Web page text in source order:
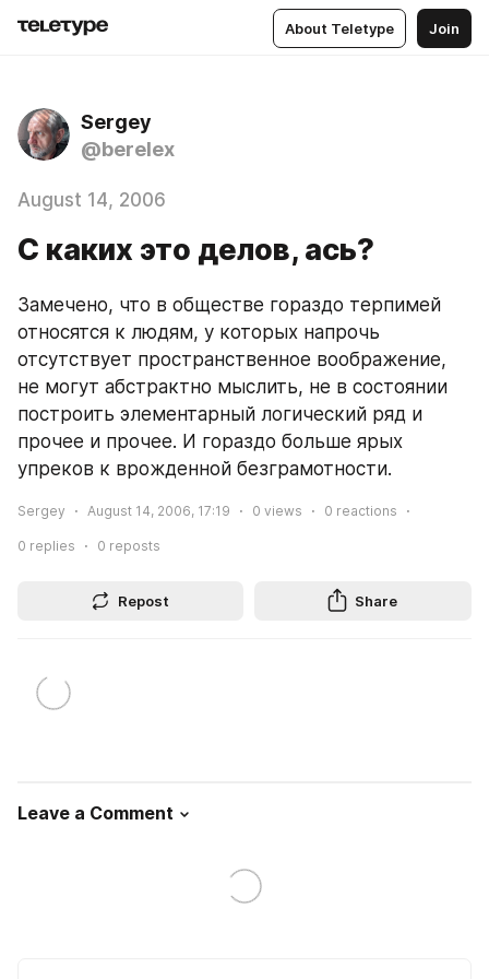
About Teletype Join
Sergey
@berelex
August 14, 2006
С каких это делов, ась?
Замечено, что в обществе гораздо терпимей
относятся к людям, у которых напрочь
отсутствует пространственное воображение,
не могут абстрактно мыслить, не в состоянии
построить элементарный логический ряд и
прочее и прочее. И гораздо больше ярых
упреков к врожденной безграмотности.
Sergey August 14, 2006, 17:19 0 views 0 reactions
0 replies 0 reposts
Repost Share
Leave a Comment